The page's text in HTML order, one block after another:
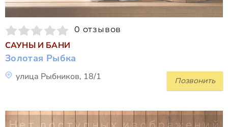
0 отзывов
САУНЫ И БАНИ
Золотая Рыбка
Позвонить
улица Рыбников, 18/1